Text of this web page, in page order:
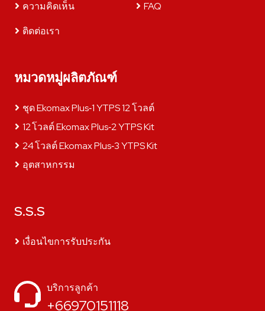
ความคิดเห็น
FAQ
ติดต่อเรา
หมวดหมู่ผลิตภัณฑ์
ชุด Ekomax Plus‑1 YTPS 12 โวลต์
12 โวลต์ Ekomax Plus‑2 YTPS Kit
24 โวลต์ Ekomax Plus‑3 YTPS Kit
อุตสาหกรรม
S.S.S
เงื่อนไขการรับประกัน
บริการลูกค้า
+66970151118